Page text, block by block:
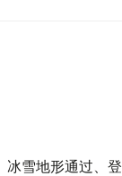
冰雪地形通过、登